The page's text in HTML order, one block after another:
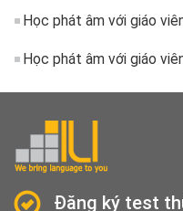
Học phát âm với giáo
Học phát âm với giáo
Đăng ký test